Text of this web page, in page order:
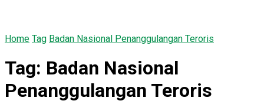
Home Tag Badan Nasional Penanggulangan Teroris
Tag: Badan Nasional
Penanggulangan Teroris